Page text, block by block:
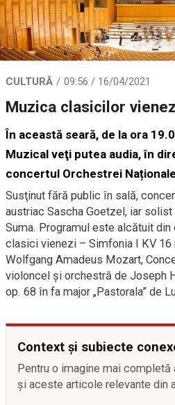
CULTURĂ 09:56 / 16/04/2021
Muzica clasicilor
În această seară, de la ora
Muzical veţi putea audia, în
concertul Orchestrei
Susţinut fără public în sală,
austriac Sascha Goetzel, iar
Suma. Programul este alcătuit
clasici vienezi – Simfonia I KV 16
Wolfgang Amadeus Mozart,
violoncel şi orchestră de Joseph
op. 68 în fa major „Pastorala” de
Context și subiecte
Pentru o imagine mai
și aceste articole relevante din